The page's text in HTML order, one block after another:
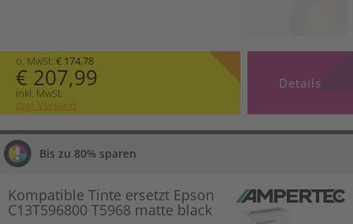
o. MwSt. € 174,78
€ 207,99
inkl. MwSt.
zzgl. Versand
Details
Bis zu 80% sparen
Kompatible Tinte ersetzt Epson
C13T596800 T5968 matte black